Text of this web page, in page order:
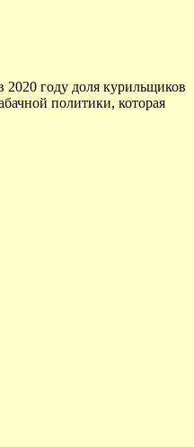
2020 году доля курильщиков
политики, которая